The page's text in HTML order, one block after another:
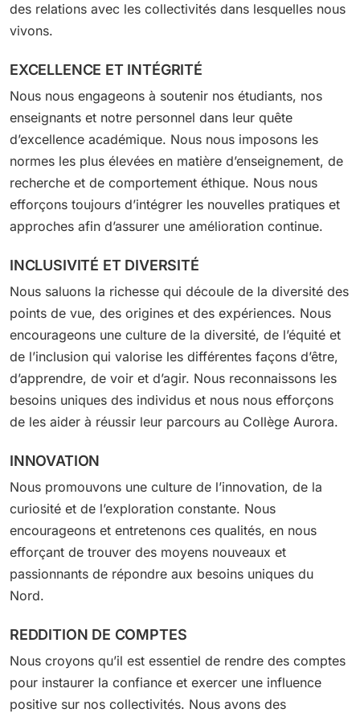
des relations avec les collectivités dans lesquelles nous
vivons.
EXCELLENCE ET INTÉGRITÉ
Nous nous engageons à soutenir nos étudiants, nos
enseignants et notre personnel dans leur quête
d’excellence académique. Nous nous imposons les
normes les plus élevées en matière d’enseignement, de
recherche et de comportement éthique. Nous nous
efforçons toujours d’intégrer les nouvelles pratiques et
approches afin d’assurer une amélioration continue.
INCLUSIVITÉ ET DIVERSITÉ
Nous saluons la richesse qui découle de la diversité des
points de vue, des origines et des expériences. Nous
encourageons une culture de la diversité, de l’équité et
de l’inclusion qui valorise les différentes façons d’être,
d’apprendre, de voir et d’agir. Nous reconnaissons les
besoins uniques des individus et nous nous efforçons
de les aider à réussir leur parcours au Collège Aurora.
INNOVATION
Nous promouvons une culture de l’innovation, de la
curiosité et de l’exploration constante. Nous
encourageons et entretenons ces qualités, en nous
efforçant de trouver des moyens nouveaux et
passionnants de répondre aux besoins uniques du
Nord.
REDDITION DE COMPTES
Nous croyons qu’il est essentiel de rendre des comptes
pour instaurer la confiance et exercer une influence
positive sur nos collectivités. Nous avons des